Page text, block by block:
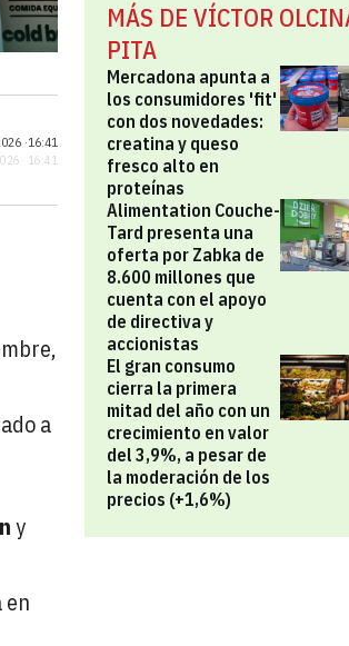
MÁS DE VÍCTOR
PITA
Mercadona apunta a
los consumidores 'fit'
con dos novedades:
creatina y queso
fresco alto en
proteínas
Alimentation Couche-
Tard presenta una
oferta por Zabka de
8.600 millones que
cuenta con el apoyo
de directiva y
accionistas
El gran consumo
cierra la primera
mitad del año con un
crecimiento en valor
del 3,9%, a pesar de
la moderación de los
precios (+1,6%)
·16:41
· 16:41
a
y